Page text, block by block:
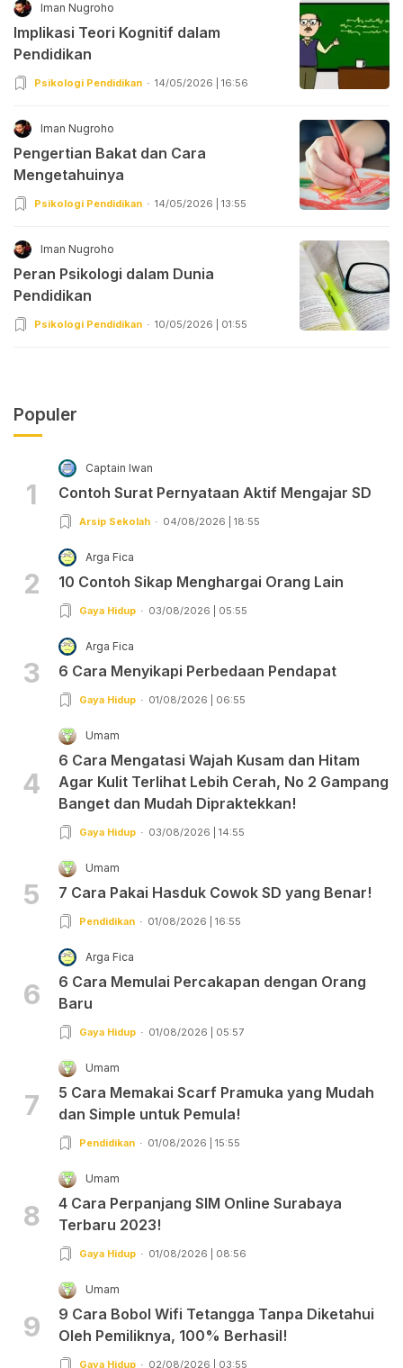
Iman Nugroho
Implikasi Teori Kognitif dalam
Pendidikan
Psikologi Pendidikan 14/05/2026 | 16:56
Iman Nugroho
Pengertian Bakat dan Cara
Mengetahuinya
Psikologi Pendidikan 14/05/2026 | 13:55
Iman Nugroho
Peran Psikologi dalam Dunia
Pendidikan
Psikologi Pendidikan 10/05/2026 | 01:55
Populer
1
Captain Iwan
Contoh Surat Pernyataan Aktif Mengajar SD
Arsip Sekolah 04/08/2026 | 18:55
2
Arga Fica
10 Contoh Sikap Menghargai Orang Lain
Gaya Hidup 03/08/2026 | 05:55
3
Arga Fica
6 Cara Menyikapi Perbedaan Pendapat
Gaya Hidup 01/08/2026 | 06:55
4
Umam
6 Cara Mengatasi Wajah Kusam dan Hitam
Agar Kulit Terlihat Lebih Cerah, No 2 Gampang
Banget dan Mudah Dipraktekkan!
Gaya Hidup 03/08/2026 | 14:55
5
Umam
7 Cara Pakai Hasduk Cowok SD yang Benar!
Pendidikan 01/08/2026 | 16:55
6
Arga Fica
6 Cara Memulai Percakapan dengan Orang
Baru
Gaya Hidup 01/08/2026 | 05:57
7
Umam
5 Cara Memakai Scarf Pramuka yang Mudah
dan Simple untuk Pemula!
Pendidikan 01/08/2026 | 15:55
8
Umam
4 Cara Perpanjang SIM Online Surabaya
Terbaru 2023!
Gaya Hidup 01/08/2026 | 08:56
9
Umam
9 Cara Bobol Wifi Tetangga Tanpa Diketahui
Oleh Pemiliknya, 100% Berhasil!
Gaya Hidup 02/08/2026 | 03:55